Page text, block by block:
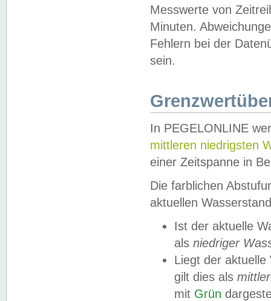
Messwerte von
Minuten.
Fehlern bei der
sein.
In PEGELONLINE
mittleren niedrigsten
einer Zeitspanne in
Die farblichen
aktuellen
Ist der aktuelle
als niedriger
Liegt der
gilt dies als
mit Grün